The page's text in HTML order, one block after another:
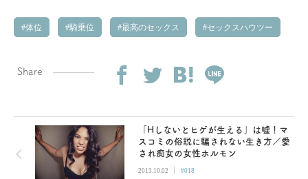
体位 騎乗位 最高のセックス セックスハウツー
Share
「Hしないとヒゲが生える」は嘘！マ
スコミの俗説に騙されない生き方／愛
され痴女の女性ホルモン
2013.10.02 | #018